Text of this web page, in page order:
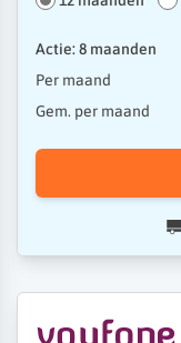
Actie: 8 maanden
Per maand
Gem. per maand